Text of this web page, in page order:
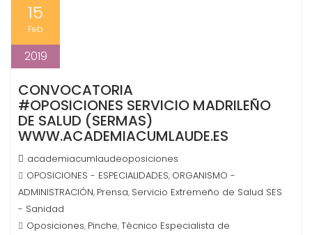
15
Feb
2019
CONVOCATORIA
#OPOSICIONES SERVICIO MADRILEÑO
DE SALUD (SERMAS)
WWW.ACADEMIACUMLAUDE.ES
academiacumlaudeoposiciones
OPOSICIONES - ESPECIALIDADES, ORGANISMO -
ADMINISTRACIÓN, Prensa, Servicio Extremeño de Salud SES
- Sanidad
Oposiciones, Pinche,Técnico Especialista de